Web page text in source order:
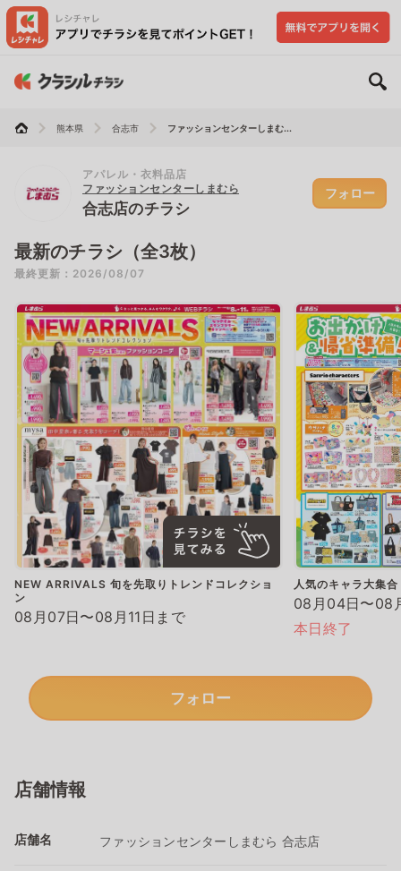
熊本県 合志市 ファッションセンターしまむ...
アパレル・衣料品店
ファッションセンターしまむら
合志店のチラシ
フォロー
最新のチラシ（全3枚）
最終更新：2026/08/07
NEW ARRIVALS 旬を先取りトレンドコレクショ
ン
08月07日〜08月11日まで
人気のキャラ大集
08月04日〜08
本日終了
フォロー
店舗情報
店舗名 ファッションセンターしまむら 合志店